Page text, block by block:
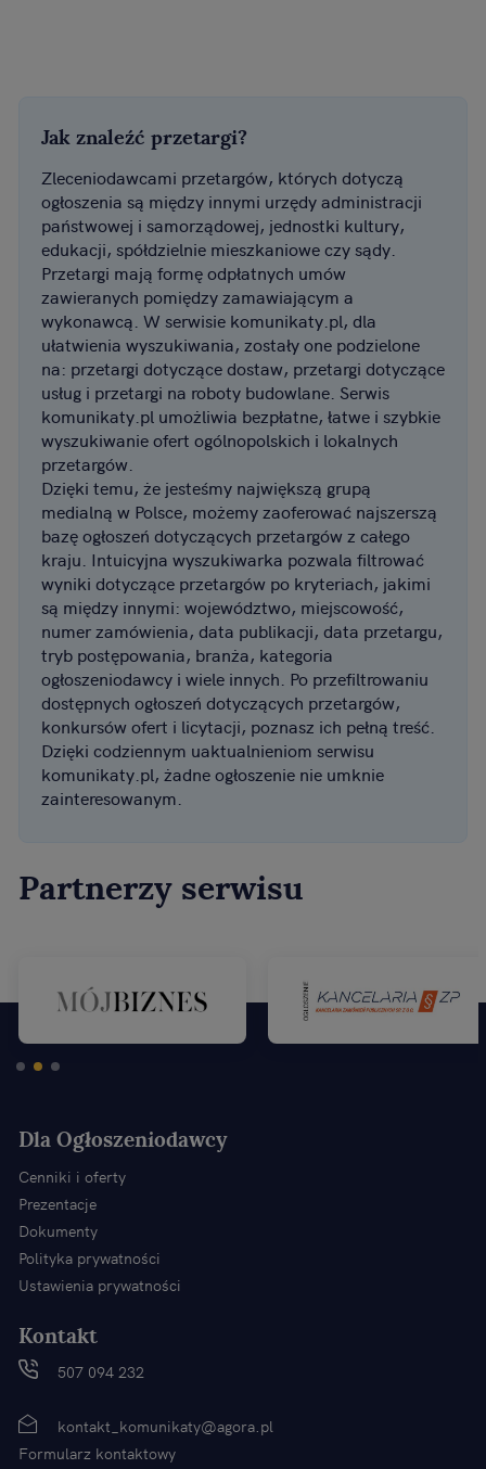
Jak znaleźć przetargi?
Zleceniodawcami przetargów, których dotyczą
ogłoszenia są między innymi urzędy administracji
państwowej i samorządowej, jednostki kultury,
edukacji, spółdzielnie mieszkaniowe czy sądy.
Przetargi mają formę odpłatnych umów
zawieranych pomiędzy zamawiającym a
wykonawcą. W serwisie komunikaty.pl, dla
ułatwienia wyszukiwania, zostały one podzielone
na: przetargi dotyczące dostaw, przetargi dotyczące
usług i przetargi na roboty budowlane. Serwis
komunikaty.pl umożliwia bezpłatne, łatwe i szybkie
wyszukiwanie ofert ogólnopolskich i lokalnych
przetargów.
Dzięki temu, że jesteśmy największą grupą
medialną w Polsce, możemy zaoferować najszerszą
bazę ogłoszeń dotyczących przetargów z całego
kraju. Intuicyjna wyszukiwarka pozwala filtrować
wyniki dotyczące przetargów po kryteriach, jakimi
są między innymi: województwo, miejscowość,
numer zamówienia, data publikacji, data przetargu,
tryb postępowania, branża, kategoria
ogłoszeniodawcy i wiele innych. Po przefiltrowaniu
dostępnych ogłoszeń dotyczących przetargów,
konkursów ofert i licytacji, poznasz ich pełną treść.
Dzięki codziennym uaktualnieniom serwisu
komunikaty.pl, żadne ogłoszenie nie umknie
zainteresowanym.
Partnerzy serwisu
Dla Ogłoszeniodawcy
Cenniki i oferty
Prezentacje
Dokumenty
Polityka prywatności
Ustawienia prywatności
Kontakt
507 094 232
kontakt_komunikaty@agora.pl
Formularz kontaktowy